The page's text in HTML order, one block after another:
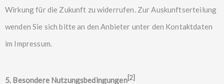
Wirkung für die Zukunft zu widerrufen. Zur Auskunftserteilung
wenden Sie sich bitte an den Anbieter unter den Kontaktdaten
im Impressum.
5. Besondere Nutzungsbedingungen[2]